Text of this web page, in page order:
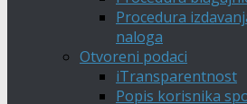
Procedura
naloga
Otvoreni podaci
iTransparentnost
Popis korisnika